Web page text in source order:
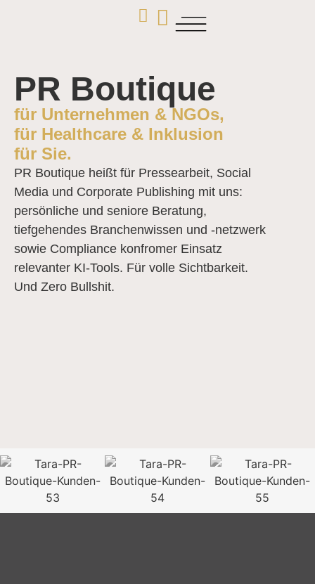
PR Boutique
für Unternehmen & NGOs,
für Healthcare & Inklusion
für Sie.
PR Boutique heißt für Pressearbeit, Social
Media und Corporate Publishing mit uns:
persönliche und seniore Beratung,
tiefgehendes Branchenwissen und -netzwerk
sowie Compliance konfromer Einsatz
relevanter KI-Tools. Für volle Sichtbarkeit.
Und Zero Bullshit.